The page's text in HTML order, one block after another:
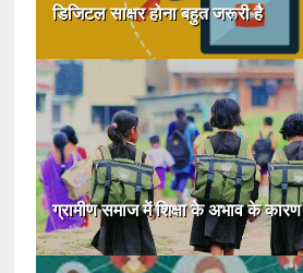
डिजिटल साक्षर होना बहुत जरूरी है
ग्रामीण समाज में शिक्षा के अभाव के कारण